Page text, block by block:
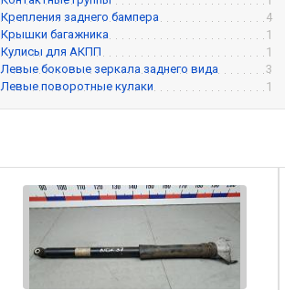
Крепления заднего бампера
4
Крышки багажника
1
Кулисы для АКПП
1
Левые боковые зеркала заднего вида
3
Левые поворотные кулаки
1